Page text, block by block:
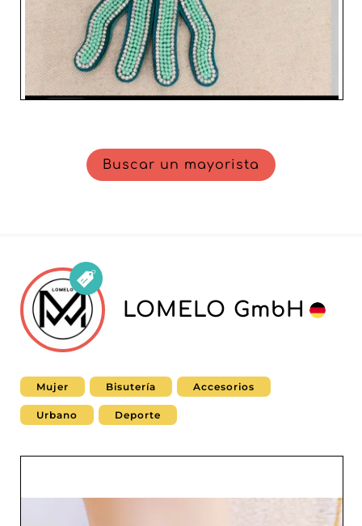
Buscar un mayorista
LOMELO GmbH
Mujer Bisutería Accesorios
Urbano Deporte